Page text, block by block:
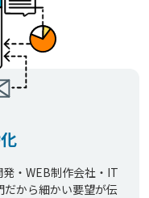
・WEB制作会社・IT
から細かい要望が伝